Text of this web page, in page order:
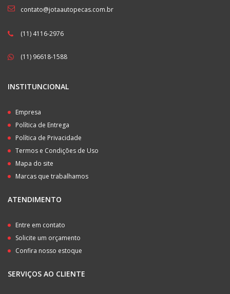
contato@jotaautopecas.com.br
(11) 4116-2976
(11) 96618-1588
INSTITUNCIONAL
Empresa
Política de Entrega
Política de Privacidade
Termos e Condições de Uso
Mapa do site
Marcas que trabalhamos
ATENDIMENTO
Entre em contato
Solicite um orçamento
Confira nosso estoque
SERVIÇOS AO CLIENTE